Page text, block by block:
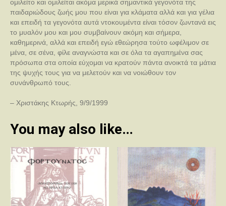
ομιλείτο και ομιλείται ακόμα μερικά σημαντικά γεγονότα της
παιδαριώδους ζωής μου που είναι για κλάματα αλλά και για γέλια
και επειδή τα γεγονότα αυτά ντοκουμέντα είναι τόσον ζωντανά εις
το μυαλόν μου και μου συμβαίνουν ακόμη και σήμερα,
καθημερινά, αλλά και επειδή εγώ εθεώρησα τούτο ωφέλιμον σε
μένα, σε σένα, φίλε αναγνώστα και σε όλα τα αγαπημένα σας
πρόσωπα στα οποία εύχομαι να κρατούν πάντα ανοικτά τα μάτια
της ψυχής τους για να μελετούν και να νοιώθουν τον
συνάνθρωπό τους.
– Χριστάκης Κτωρής, 9/9/1999
You may also like…